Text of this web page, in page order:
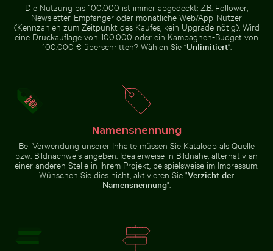
Geisterkrabbe am Sandstrand
Schöne
Sonnenuntergangswolken mit
rosa Farbtönen
Modischer Mann auf Kopfsteinpflaster
Modischer Mann auf
Verbranntes Streichholz
Verbranntes Streichholz mit
Brücke des 25. April über den Tejo in Lissabon
Die Nutzung bis 100.000 ist immer abgedeckt: Z.B. Follower,
Newsletter-Empfänger oder monatliche Web/App-Nutzer
(Kennzahlen zum Zeitpunkt des Kaufes, kein Upgrade nötig). Wird
eine Druckauflage von 100.000 oder ein Kampagnen-Budget von
100.000 € überschritten? Wählen Sie “Unlimitiert”.
Namensnennung
Bei Verwendung unserer Inhalte müssen Sie Kataloop als Quelle
bzw. Bildnachweis angeben. Idealerweise in Bildnähe, alternativ an
einer anderen Stelle in Ihrem Projekt, beispielsweise im Impressum.
Wünschen Sie dies nicht, aktivieren Sie "Verzicht der
Namensnennung".